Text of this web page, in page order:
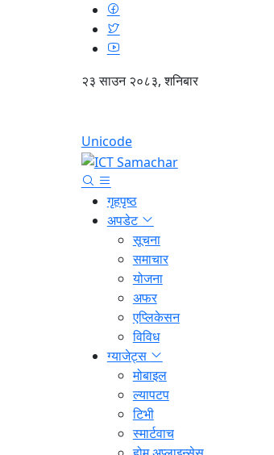
२३ साउन २०८३, शनिबार
Unicode
गृहपृष्ठ
अपडेट
सूचना
समाचार
योजना
अफर
एप्लिकेसन
विविध
ग्याजेट्स
मोबाइल
ल्यापटप
टिभी
स्मार्टवाच